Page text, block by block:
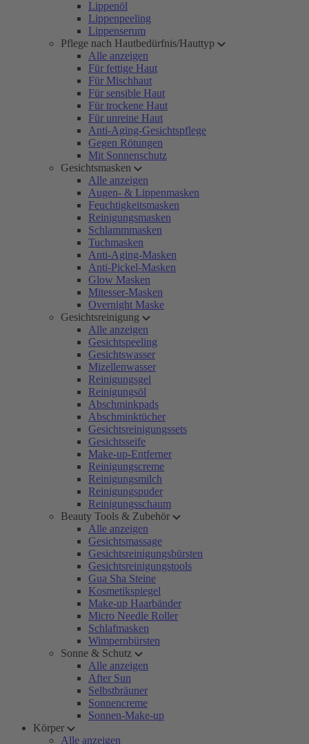
Lippenöl
Lippenpeeling
Lippenserum
Pflege nach Hautbedürfnis/Hauttyp
Alle anzeigen
Für fettige Haut
Für Mischhaut
Für sensible Haut
Für trockene Haut
Für unreine Haut
Anti-Aging-Gesichtspflege
Gegen Rötungen
Mit Sonnenschutz
Gesichtsmasken
Alle anzeigen
Augen- & Lippenmasken
Feuchtigkeitsmasken
Reinigungsmasken
Schlammmasken
Tuchmasken
Anti-Aging-Masken
Anti-Pickel-Masken
Glow Masken
Mitesser-Masken
Overnight Maske
Gesichtsreinigung
Alle anzeigen
Gesichtspeeling
Gesichtswasser
Mizellenwasser
Reinigungsgel
Reinigungsöl
Abschminkpads
Abschminktücher
Gesichtsreinigungssets
Gesichtsseife
Make-up-Entferner
Reinigungscreme
Reinigungsmilch
Reinigungspuder
Reinigungsschaum
Beauty Tools & Zubehör
Alle anzeigen
Gesichtsmassage
Gesichtsreinigungsbürsten
Gesichtsreinigungstools
Gua Sha Steine
Kosmetikspiegel
Make-up Haarbänder
Micro Needle Roller
Schlafmasken
Wimpernbürsten
Sonne & Schutz
Alle anzeigen
After Sun
Selbstbräuner
Sonnencreme
Sonnen-Make-up
Körper
Alle anzeigen